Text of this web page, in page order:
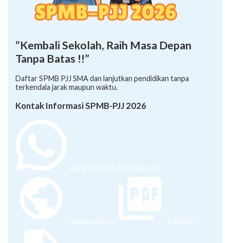
“Kembali Sekolah, Raih Masa Depan
Tanpa Batas !!”
Daftar SPMB PJJ SMA dan lanjutkan pendidikan tanpa
terkendala jarak maupun waktu.
Kontak Informasi SPMB-PJJ 2026
+62 878-8528-5958 (Ayumi)
Halaman Web Pamflet